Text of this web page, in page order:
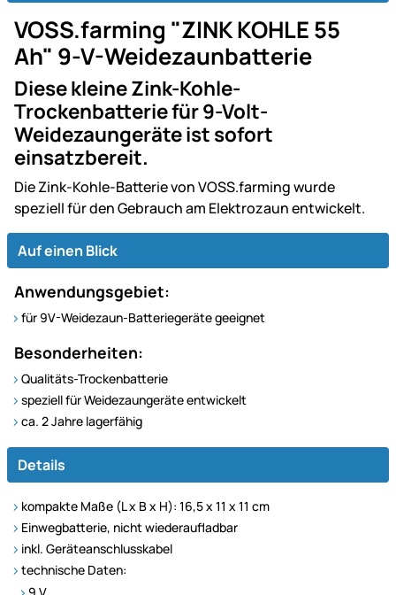
VOSS.farming "ZINK KOHLE 55
Ah" 9-V-Weidezaunbatterie
Diese kleine Zink-Kohle-
Trockenbatterie für 9-Volt-
Weidezaungeräte ist sofort
einsatzbereit.
Die Zink-Kohle-Batterie von VOSS.farming wurde
speziell für den Gebrauch am Elektrozaun entwickelt.
Auf einen Blick
Anwendungsgebiet:
für 9V-Weidezaun-Batteriegeräte geeignet
Besonderheiten:
Qualitäts-Trockenbatterie
speziell für Weidezaungeräte entwickelt
ca. 2 Jahre lagerfähig
Details
kompakte Maße (L x B x H): 16,5 x 11 x 11 cm
Einwegbatterie, nicht wiederaufladbar
inkl. Geräteanschlusskabel
technische Daten: